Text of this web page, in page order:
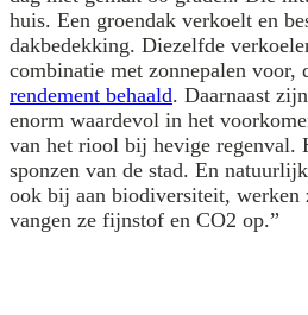
huis. Een groendak verkoelt en
dakbedekking. Diezelfde
combinatie met zonnepalen voor,
rendement behaald. Daarnaast
enorm waardevol in het
van het riool bij hevige
sponzen van de stad. En
ook bij aan biodiversiteit, werken
vangen ze fijnstof en CO2 op.”